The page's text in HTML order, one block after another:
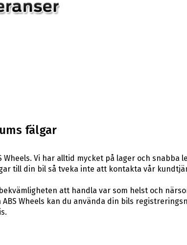
fälgar
Wheels. Vi har alltid mycket på lager och
till din bil så tveka inte att kontakta vår
att handla var som helst och
Wheels kan du använda din bils